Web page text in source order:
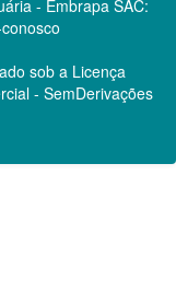
- Embrapa SAC:
sob a Licença
- SemDerivações